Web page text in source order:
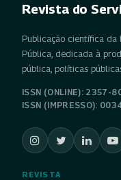
Revista do
Publicação científica da
Pública, dedicada à
pública, políticas
ISSN (ONLINE): 2357-
ISSN (IMPRESSO):
REVISTA